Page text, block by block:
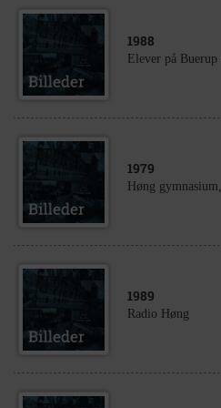
1988
Elever på Buerup
1979
Høng
1989
Radio Høng